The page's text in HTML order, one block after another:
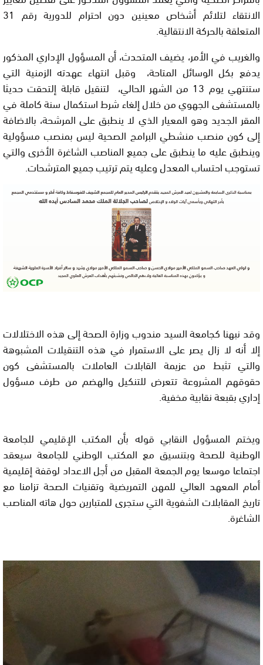
الانتقاء لتلائم أشخاص معينين دون احترام للدورية رقم 31
المتعلقة بالحركة الانتقالية.
والغريب في الأمر، يضيف المتحدث، أن المسؤول الإداري المذكور
يدفع بكل الوسائل المتاحة، وقبل انتهاء عهدته الزمنية التي
ستنتهي يوم 13 من الشهر الحالي، لتنقيل قابلة إلتحقت حديثا
بالمستشفى الجهوي من خلال إلغاء شرط استكمال سنة كاملة في
المقر الجديد وهو المعيار الذي لا ينطبق على المرشحة، بالاضافة
إلى كون منصب منشطي البرامج الصحية ليس بمنصب مسؤولية
وينطبق عليه ما ينطبق على جميع المناصب الشاغرة الأخرى والتي
تستوجب احتساب المعدل وعليه يتم ترتيب جميع المترشحات.
وقد نبهنا كجامعة السيد مندوب وزارة الصحة إلى هذه الاختلالات
إلا أنه لا زال يصر على الاستمرار في هذه التنقيلات المشبوهة
والتي تثبط من عزيمة القابلات العاملات بالمستشفى كون
حقوقهم المشروعة تتعرض للتنكيل والهضم من طرف مسؤول
إداري بقبعة نقابية مخفية.
ويختم المسؤول النقابي قوله بأن المكتب الإقليمي للجامعة
الوطنية للصحة وبتنسيق مع المكتب الوطني للجامعة سيعقد
اجتماعا موسعا يوم الجمعة المقبل من أجل الاعداد لوقفة إقليمية
أمام المعهد العالي للمهن التمريضية وتقنيات الصحة تزامنا مع
تاريخ المقابلات الشفوية التي ستجرى للمتبارين حول هاته المناصب
الشاغرة.